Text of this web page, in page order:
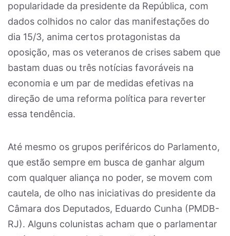
popularidade da presidente da República, com
dados colhidos no calor das manifestações do
dia 15/3, anima certos protagonistas da
oposição, mas os veteranos de crises sabem que
bastam duas ou três notícias favoráveis na
economia e um par de medidas efetivas na
direção de uma reforma política para reverter
essa tendência.
Até mesmo os grupos periféricos do Parlamento,
que estão sempre em busca de ganhar algum
com qualquer aliança no poder, se movem com
cautela, de olho nas iniciativas do presidente da
Câmara dos Deputados, Eduardo Cunha (PMDB-
RJ). Alguns colunistas acham que o parlamentar